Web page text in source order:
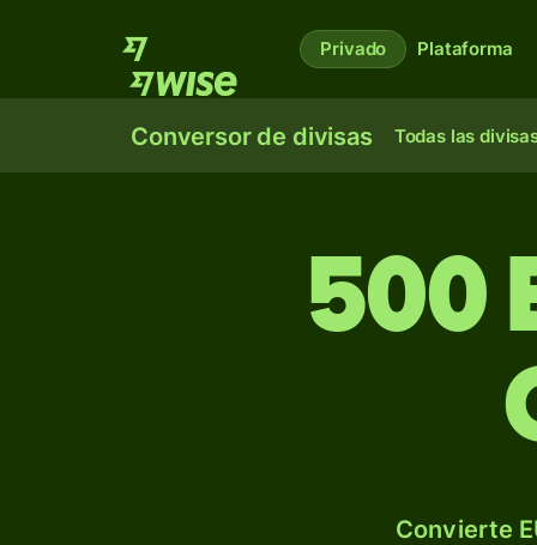
Privado Plataforma
Conversor de divisas Todas las
500
Convierte